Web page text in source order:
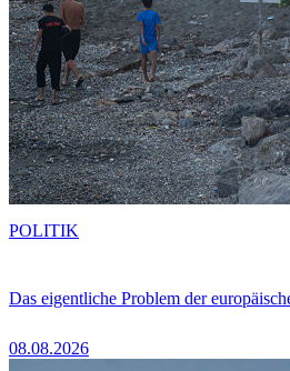
Das eigentliche Problem der
08.08.2026
POLITIK